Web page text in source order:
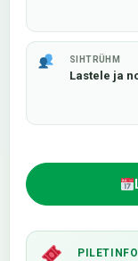
SIHTRÜHM
Lastele ja
PILETINFO